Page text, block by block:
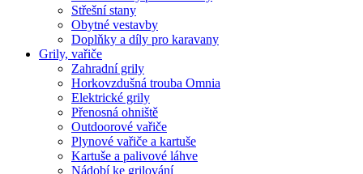
Střešní stany
Obytné vestavby
Doplňky a díly pro karavany
Grily, vařiče
Zahradní grily
Horkovzdušná trouba Omnia
Elektrické grily
Přenosná ohniště
Outdoorové vařiče
Plynové vařiče a kartuše
Kartuše a palivové láhve
Nádobí ke grilování